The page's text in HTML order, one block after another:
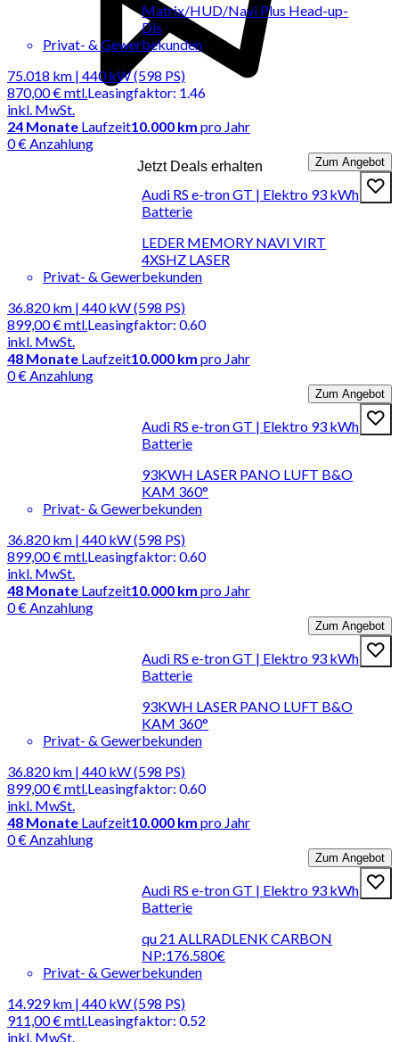
Jetzt Deals erhalten
Matrix/HUD/Navi Plus Head-up-
Dis
Privat- & Gewerbekunden
75.018 km | 440 kW (598 PS)
870,00 €mtl.
inkl. MwSt.
Leasingfaktor: 1.46
24 Monate Laufzeit10.000 km pro Jahr
0 € Anzahlung
Zum Angebot
Audi RS e-tron GT | Elektro 93 kWh
Batterie
LEDER MEMORY NAVI VIRT
4XSHZ LASER
Privat- & Gewerbekunden
36.820 km | 440 kW (598 PS)
899,00 €mtl.
inkl. MwSt.
Leasingfaktor: 0.60
48 Monate Laufzeit10.000 km pro Jahr
0 € Anzahlung
Zum Angebot
Audi RS e-tron GT | Elektro 93 kWh
Batterie
93KWH LASER PANO LUFT B&O
KAM 360°
Privat- & Gewerbekunden
36.820 km | 440 kW (598 PS)
899,00 €mtl.
inkl. MwSt.
Leasingfaktor: 0.60
48 Monate Laufzeit10.000 km pro Jahr
0 € Anzahlung
Zum Angebot
Audi RS e-tron GT | Elektro 93 kWh
Batterie
93KWH LASER PANO LUFT B&O
KAM 360°
Privat- & Gewerbekunden
36.820 km | 440 kW (598 PS)
899,00 €mtl.
inkl. MwSt.
Leasingfaktor: 0.60
48 Monate Laufzeit10.000 km pro Jahr
0 € Anzahlung
Zum Angebot
Audi RS e-tron GT | Elektro 93 kWh
Batterie
qu 21 ALLRADLENK CARBON
NP:176.580€
Privat- & Gewerbekunden
14.929 km | 440 kW (598 PS)
911,00 €mtl.
inkl. MwSt.
Leasingfaktor: 0.52